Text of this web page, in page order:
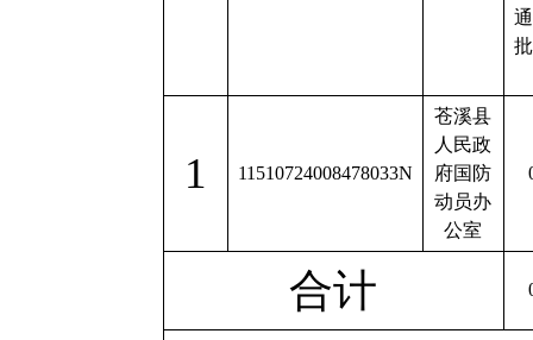
1 11510724008478033N
苍溪县
人民政
府国防
动员办
公室
合计